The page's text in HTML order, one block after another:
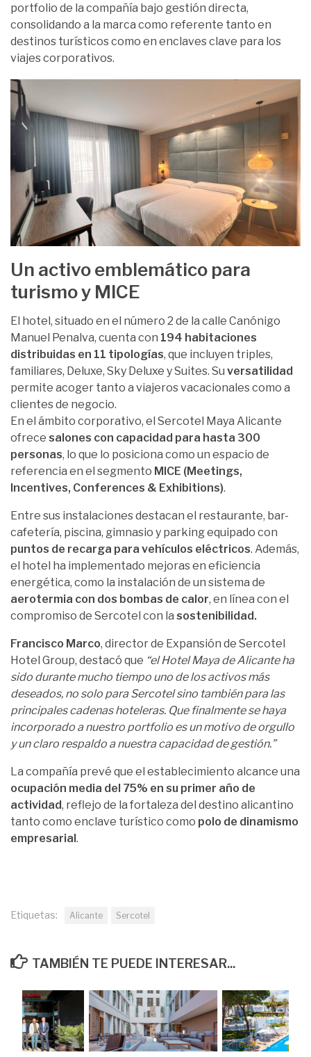
portfolio de la compañía bajo gestión directa,
consolidando a la marca como referente tanto en
destinos turísticos como en enclaves clave para los
viajes corporativos.
Un activo emblemático para
turismo y MICE
El hotel, situado en el número 2 de la calle Canónigo
Manuel Penalva, cuenta con 194 habitaciones
distribuidas en 11 tipologías, que incluyen triples,
familiares, Deluxe, Sky Deluxe y Suites. Su versatilidad
permite acoger tanto a viajeros vacacionales como a
clientes de negocio.
En el ámbito corporativo, el Sercotel Maya Alicante
ofrece salones con capacidad para hasta 300
personas, lo que lo posiciona como un espacio de
referencia en el segmento MICE (Meetings,
Incentives, Conferences & Exhibitions).
Entre sus instalaciones destacan el restaurante, bar-
cafetería, piscina, gimnasio y parking equipado con
puntos de recarga para vehículos eléctricos. Además,
el hotel ha implementado mejoras en eficiencia
energética, como la instalación de un sistema de
aerotermia con dos bombas de calor, en línea con el
compromiso de Sercotel con la sostenibilidad.
Francisco Marco, director de Expansión de Sercotel
Hotel Group, destacó que “el Hotel Maya de Alicante ha
sido durante mucho tiempo uno de los activos más
deseados, no solo para Sercotel sino también para las
principales cadenas hoteleras. Que finalmente se haya
incorporado a nuestro portfolio es un motivo de orgullo
y un claro respaldo a nuestra capacidad de gestión.”
La compañía prevé que el establecimiento alcance una
ocupación media del 75% en su primer año de
actividad, reflejo de la fortaleza del destino alicantino
tanto como enclave turístico como polo de dinamismo
empresarial.
Etiquetas: Alicante Sercotel
TAMBIÉN TE PUEDE INTERESAR...